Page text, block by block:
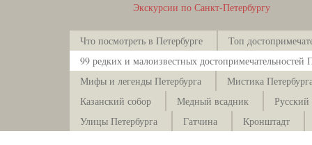
Экскурсии по Санкт-Петербургу
Что посмотреть в Петербурге
Топ
99 редких и малоизвестных достопримечательностей
Мифы и легенды Петербурга
Мистика
Казанский собор
Медный всадник
Улицы Петербурга
Гатчина Кронштадт